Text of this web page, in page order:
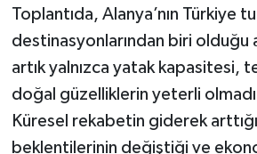
Toplantıda, Alanya’nın Türkiye
destinasyonlarından biri olduğu
artık yalnızca yatak kapasitesi,
doğal güzelliklerin yeterli
Küresel rekabetin giderek
beklentilerinin değiştiği ve